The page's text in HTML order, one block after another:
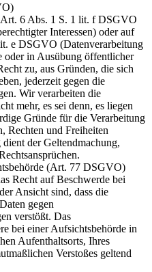
6 Abs. 1 S. 1 lit. f DSGVO
Interessen) oder auf
e DSGVO (Datenverarbeitung
oder in Ausübung öffentlicher
zu, aus Gründen, die sich
jederzeit gegen die
Wir verarbeiten die
mehr, es sei denn, es liegen
Gründe für die Verarbeitung
Rechten und Freiheiten
der Geltendmachung,
(Art. 77 DSGVO)
Recht auf Beschwerde bei
Ansicht sind, dass die
gegen
verstößt. Das
bei einer Aufsichtsbehörde in
Aufenthaltsorts, Ihres
Verstoßes geltend